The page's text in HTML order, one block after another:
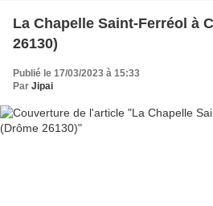
La Chapelle Saint-Ferréol à
26130)
Publié le 17/03/2023 à 15:33
Par Jipai